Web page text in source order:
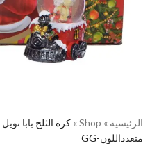
الرئيسية »
Shop
» كرة الثلج بابا
متعدداللون-GG